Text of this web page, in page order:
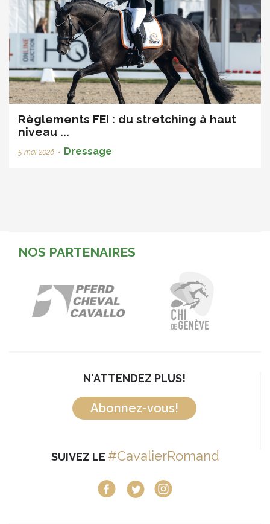
Règlements FEI : du stretching à haut
niveau ...
5 mai 2026 • Dressage
NOS PARTENAIRES
N'ATTENDEZ PLUS!
Abonnez-vous!
SUIVEZ LE #CavalierRomand